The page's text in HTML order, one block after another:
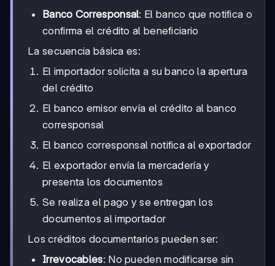
Banco Corresponsal: El banco que notifica o
confirma el crédito al beneficiario
La secuencia básica es:
El importador solicita a su banco la apertura
del crédito
El banco emisor envía el crédito al banco
corresponsal
El banco corresponsal notifica al exportador
El exportador envía la mercadería y
presenta los documentos
Se realiza el pago y se entregan los
documentos al importador
Los créditos documentarios pueden ser:
Irrevocables: No pueden modificarse sin